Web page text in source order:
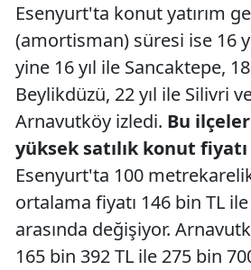
Esenyurt'ta konut yatırım
(amortisman) süresi ise 16
yine 16 yıl ile Sancaktepe,
Beylikdüzü, 22 yıl ile Silivri
Arnavutköy izledi. Bu
yüksek satılık konut fiyatı
Esenyurt'ta 100
ortalama fiyatı 146 bin TL
arasında değişiyor.
165 bin 392 TL ile 275 bin